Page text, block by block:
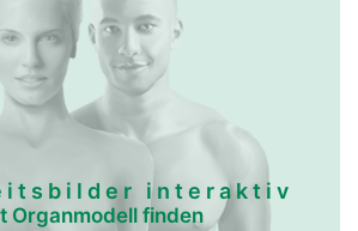
interaktiv
Organmodell finden